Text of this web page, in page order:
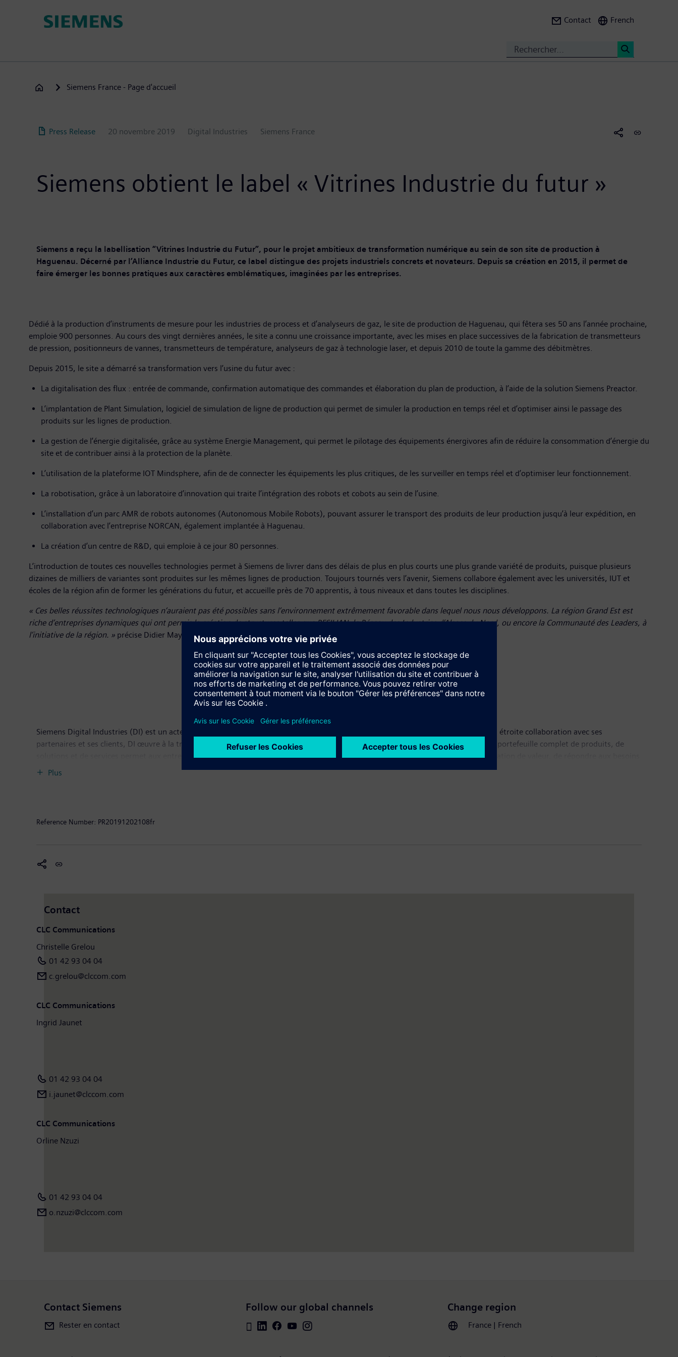
Contact French
Siemens France - Page d'accueil
Press Release 20 novembre 2019 Digital Industries Siemens France
Siemens obtient le label « Vitrines Industrie du futur »
Siemens a reçu la labellisation “Vitrines Industrie du Futur”, pour le projet ambitieux de transformation numérique au sein de son site de production à
Haguenau. Décerné par l’Alliance Industrie du Futur, ce label distingue des projets industriels concrets et novateurs. Depuis sa création en 2015, il permet de
faire émerger les bonnes pratiques aux caractères emblématiques, imaginées par les entreprises.
Dédié à la production d’instruments de mesure pour les industries de process et d’analyseurs de gaz, le site de production de Haguenau, qui fêtera ses 50 ans l’année prochaine,
emploie 900 personnes. Au cours des vingt dernières années, le site a connu une croissance importante, avec les mises en place successives de la fabrication de transmetteurs
de pression, positionneurs de vannes, transmetteurs de température, analyseurs de gaz à technologie laser, et depuis 2010 de toute la gamme des débitmètres.
Depuis 2015, le site a démarré sa transformation vers l’usine du futur avec :
La digitalisation des flux : entrée de commande, confirmation automatique des commandes et élaboration du plan de production, à l’aide de la solution Siemens Preactor.
L’implantation de Plant Simulation, logiciel de simulation de ligne de production qui permet de simuler la production en temps réel et d’optimiser ainsi le passage des
produits sur les lignes de production.
La gestion de l’énergie digitalisée, grâce au système Energie Management, qui permet le pilotage des équipements énergivores afin de réduire la consommation d’énergie du
site et de contribuer ainsi à la protection de la planète.
L’utilisation de la plateforme IOT Mindsphere, afin de de connecter les équipements les plus critiques, de les surveiller en temps réel et d’optimiser leur fonctionnement.
La robotisation, grâce à un laboratoire d’innovation qui traite l’intégration des robots et cobots au sein de l’usine.
L’installation d’un parc AMR de robots autonomes (Autonomous Mobile Robots), pouvant assurer le transport des produits de leur production jusqu’à leur expédition, en
collaboration avec l’entreprise NORCAN, également implantée à Haguenau.
La création d’un centre de R&D, qui emploie à ce jour 80 personnes.
L’introduction de toutes ces nouvelles technologies permet à Siemens de livrer dans des délais de plus en plus courts une plus grande variété de produits, puisque plusieurs
dizaines de milliers de variantes sont produites sur les mêmes lignes de production. Toujours tournés vers l’avenir, Siemens collabore également avec les universités, IUT et
écoles de la région afin de former les générations du futur, et accueille près de 70 apprentis, à tous niveaux et dans toutes les disciplines.
« Ces belles réussites technologiques n’auraient pas été possibles sans l’environnement extrêmement favorable dans lequel nous nous développons. La région Grand Est est
riche d’entreprises dynamiques qui ont permis la création de structures telles que RESILIAN, le Réseau des Industries d’Alsace du Nord, ou encore la Communauté des Leaders, à
l’initiative de la région. » précise Didier Mayer, directeur du site Siemens de Haguenau.
Siemens Digital Industries (DI) est un acteur majeur de l’innovation dans les domaines de l’automatisation et de la digitalisation. En étroite collaboration avec ses
partenaires et ses clients, DI œuvre à la transformation numérique de l’industrie manufacturière et de l’industrie des procédés. Son portefeuille complet de produits, de
solutions et de services permet aux entreprises industrielles de toute taille d’intégrer et de digitaliser l’ensemble de la chaîne de création de valeur, de répondre aux besoins
sectoriels les plus divers et d’accroître leur productivité et leur flexibilité. DI intègre sans cesse de nouvelles technologies porteuses d’avenir à son offre. Siemens Digital
Plus
Reference Number: PR20191202108fr
Contact
CLC Communications
Christelle Grelou
01 42 93 04 04
c.grelou@clccom.com
CLC Communications
Ingrid Jaunet
01 42 93 04 04
i.jaunet@clccom.com
CLC Communications
Orline Nzuzi
01 42 93 04 04
o.nzuzi@clccom.com
Contact Siemens
Rester en contact
Follow our global channels Change region
France | French